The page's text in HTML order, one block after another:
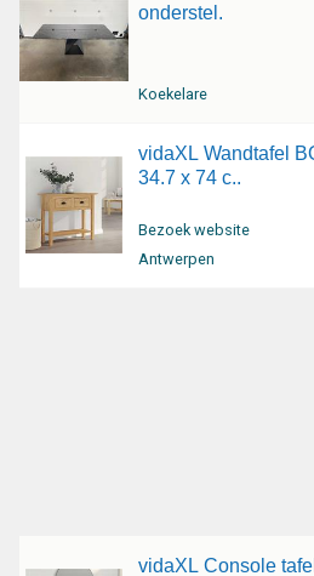
onderstel.
Koekelare
vidaXL Wandtafel
34.7 x 74 c..
Bezoek website
Antwerpen
vidaXL Console